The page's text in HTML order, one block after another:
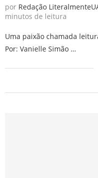
por Redação
minutos de leitura
Uma paixão chamada
Por: Vanielle Simão …